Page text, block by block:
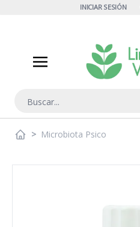
INICIAR SESIÓN
> Microbiota Psico